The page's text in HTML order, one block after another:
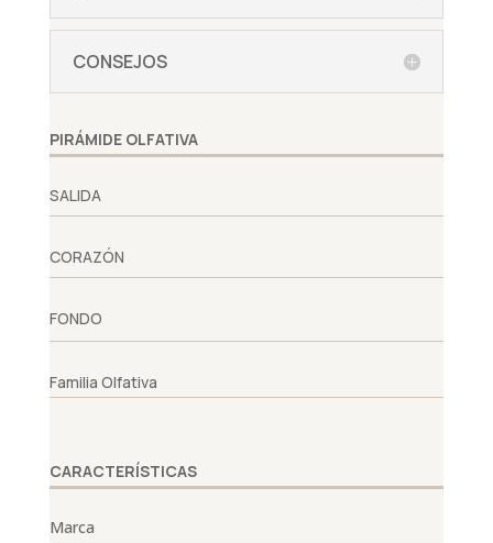
CONSEJOS
PIRÁMIDE OLFATIVA
SALIDA
CORAZÓN
FONDO
Familia Olfativa
CARACTERÍSTICAS
Marca